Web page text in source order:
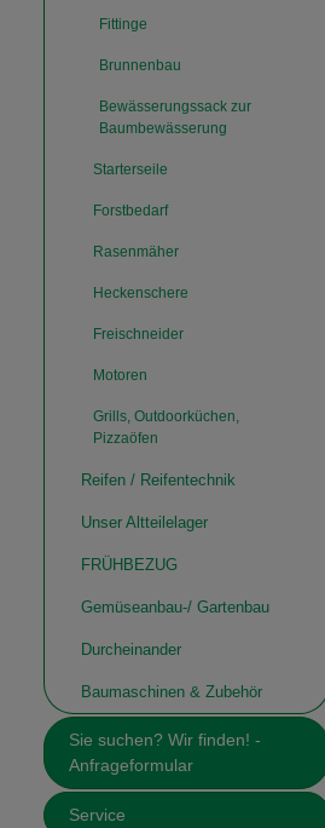
Fittinge
Brunnenbau
Bewässerungssack zur
Baumbewässerung
Starterseile
Forstbedarf
Rasenmäher
Heckenschere
Freischneider
Motoren
Grills, Outdoorküchen,
Pizzaöfen
Reifen / Reifentechnik
Unser Altteilelager
FRÜHBEZUG
Gemüseanbau-/ Gartenbau
Durcheinander
Baumaschinen & Zubehör
Sie suchen? Wir finden! -
Anfrageformular
Service